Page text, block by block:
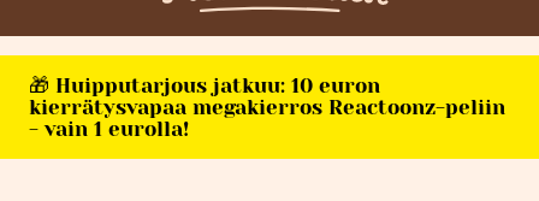
🎁 Huipputarjous jatkuu: 10 euron
kierrätysvapaa megakierros Reactoonz-peliin
- vain 1 eurolla!